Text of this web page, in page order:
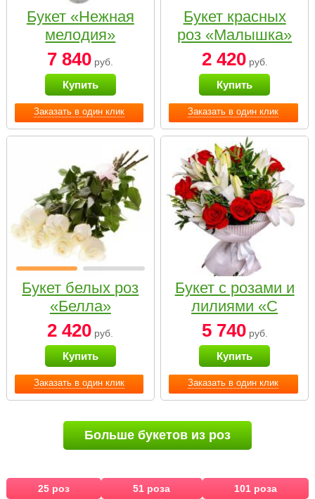
Заказать в один клик
Букет «Нежная
мелодия»
7 840 руб.
Купить
Заказать в один клик
Букет красных
роз «Малышка»
2 420руб.
Купить
Заказать в один клик
Букет белых роз
«Белла»
2 420 руб.
Купить
Заказать в один клик
Букет с розами и
лилиями «С
наилучшими
пожеланиями»
5 740руб.
Купить
Больше букетов из роз
25 роз 51 роза
101 роза